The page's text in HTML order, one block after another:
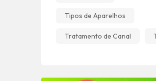
Tipos de Aparelhos
Tratamento de Canal